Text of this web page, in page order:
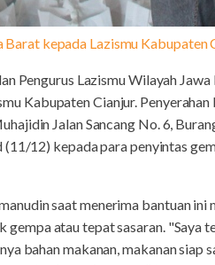
kepada Lazismu Kabupaten
Pengurus Lazismu Wilayah
Kabupaten Cianjur.
Jalan Sancang No. 6,
12) kepada para penyintas
saat menerima bantuan
atau tepat sasaran. "Saya
bahan makanan, makanan siap